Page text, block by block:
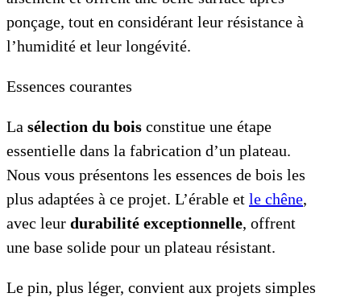
ponçage, tout en considérant leur résistance à
l’humidité et leur longévité.
Essences courantes
La sélection du bois constitue une étape
essentielle dans la fabrication d’un plateau.
Nous vous présentons les essences de bois les
plus adaptées à ce projet. L’érable et le chêne,
avec leur durabilité exceptionnelle, offrent
une base solide pour un plateau résistant.
Le pin, plus léger, convient aux projets simples